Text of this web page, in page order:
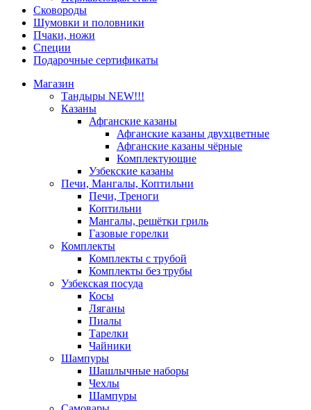
Сковороды
Шумовки и половники
Пчаки, ножи
Специи
Подарочные сертификаты
Магазин
Тандыры NEW!!!
Казаны
Афганские казаны
Афганские казаны двухцветные
Афганские казаны чёрные
Комплектующие
Узбекские казаны
Печи, Мангалы, Коптильни
Печи, Треноги
Коптильни
Мангалы, решётки гриль
Газовые горелки
Комплекты
Комплекты с трубой
Комплекты без трубы
Узбекская посуда
Косы
Ляганы
Пиалы
Тарелки
Чайники
Шампуры
Шашлычные наборы
Чехлы
Шампуры